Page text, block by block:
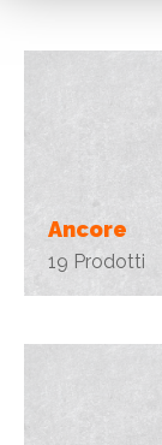
Ancore
19 Prodotti